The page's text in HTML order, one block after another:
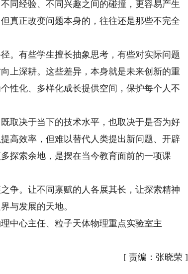
经验、不同兴趣之间的碰撞，更容易产生
真正改变问题本身的，往往还是那些不完全
有些学生擅长抽象思考，有些对实际问题
上深耕。这些差异，本身就是未来创新的重
性化、多样化成长提供空间，保护每个人不
决于当下的技术水平，也取决于是否为好
高效率，但难以替代人类提出新问题、开辟
探索余地，是摆在当今教育面前的一项课
。让不同禀赋的人各展其长，让探索精神
与发展的天地。
心主任、粒子天体物理重点实验室主
[ 责编：张晓荣 ]